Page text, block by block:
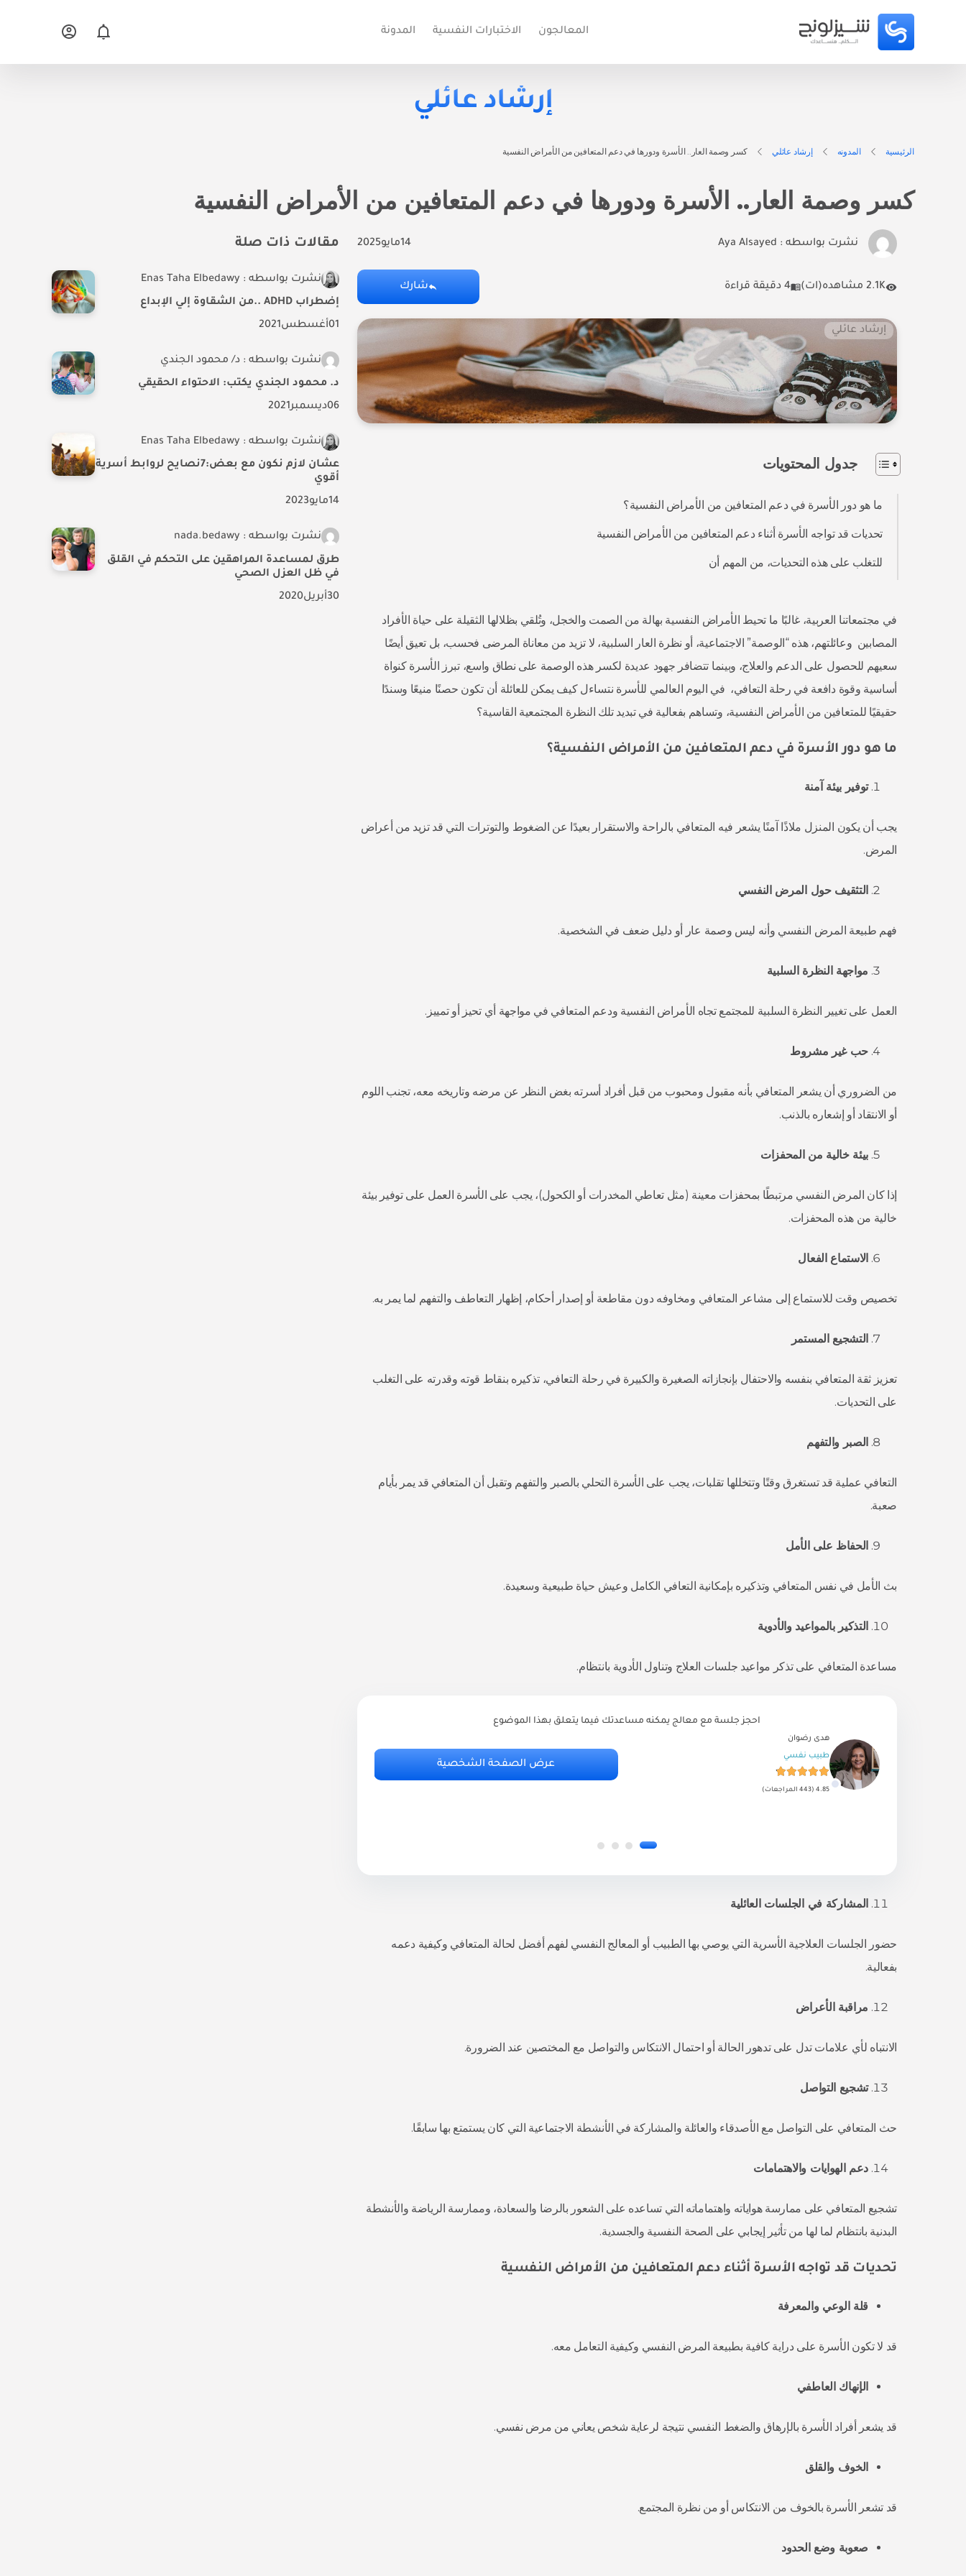
المعالجون الاختبارات النفسية المدونة
إرشاد عائلي
الرئيسية المدونه إرشاد عائلي كسر وصمة العار.. الأسرة ودورها في دعم المتعافين من الأمراض النفسية
كسر وصمة العار.. الأسرة ودورها في دعم المتعافين من الأمراض النفسية
نشرت بواسطه : Aya Alsayed
14مايو2025
2.1K مشاهده(ات) 4 دقيقة قراءة شارك
إرشاد عائلي
جدول المحتويات
ما هو دور الأسرة في دعم المتعافين من الأمراض النفسية؟
تحديات قد تواجه الأسرة أثناء دعم المتعافين من الأمراض النفسية
للتغلب على هذه التحديات، من المهم أن
في مجتمعاتنا العربية، غالبًا ما تحيط الأمراض النفسية بهالة من الصمت والخجل، وتُلقي بظلالها الثقيلة على حياة الأفراد
المصابين وعائلتهم، هذه “الوصمة” الاجتماعية، أو نظرة العار السلبية، لا تزيد من معاناة المرضى فحسب، بل تعيق أيضًا
سعيهم للحصول على الدعم والعلاج، وبينما تتضافر جهود عديدة لكسر هذه الوصمة على نطاق واسع، تبرز الأسرة كنواة
أساسية وقوة دافعة في رحلة التعافي، في اليوم العالمي للأسرة نتساءل كيف يمكن للعائلة أن تكون حصنًا منيعًا وسندًا
حقيقيًا للمتعافين من الأمراض النفسية، وتساهم بفعالية في تبديد تلك النظرة المجتمعية القاسية؟
ما هو دور الأسرة في دعم المتعافين من الأمراض النفسية؟
توفير بيئة آمنة
يجب أن يكون المنزل ملاذًا آمنًا يشعر فيه المتعافي بالراحة والاستقرار بعيدًا عن الضغوط والتوترات التي قد تزيد من أعراض
المرض.
التثقيف حول المرض النفسي
فهم طبيعة المرض النفسي وأنه ليس وصمة عار أو دليل ضعف في الشخصية.
مواجهة النظرة السلبية
العمل على تغيير النظرة السلبية للمجتمع تجاه الأمراض النفسية ودعم المتعافي في مواجهة أي تحيز أو تمييز.
حب غير مشروط
من الضروري أن يشعر المتعافي بأنه مقبول ومحبوب من قبل أفراد أسرته بغض النظر عن مرضه وتاريخه معه، تجنب اللوم
أو الانتقاد أو إشعاره بالذنب.
بيئة خالية من المحفزات
إذا كان المرض النفسي مرتبطًا بمحفزات معينة (مثل تعاطي المخدرات أو الكحول)، يجب على الأسرة العمل على توفير بيئة
خالية من هذه المحفزات.
الاستماع الفعال
تخصيص وقت للاستماع إلى مشاعر المتعافي ومخاوفه دون مقاطعة أو إصدار أحكام، إظهار التعاطف والتفهم لما يمر به.
التشجيع المستمر
تعزيز ثقة المتعافي بنفسه والاحتفال بإنجازاته الصغيرة والكبيرة في رحلة التعافي، تذكيره بنقاط قوته وقدرته على التغلب
على التحديات.
الصبر والتفهم
التعافي عملية قد تستغرق وقتًا وتتخللها تقلبات، يجب على الأسرة التحلي بالصبر والتفهم وتقبل أن المتعافي قد يمر بأيام
صعبة.
الحفاظ على الأمل
بث الأمل في نفس المتعافي وتذكيره بإمكانية التعافي الكامل وعيش حياة طبيعية وسعيدة.
التذكير بالمواعيد والأدوية
مساعدة المتعافي على تذكر مواعيد جلسات العلاج وتناول الأدوية بانتظام.
احجز جلسة مع معالج يمكنه مساعدتك فيما يتعلق بهذا الموضوع
هدى رضوان
طبيب نفسي
4.85 (443 المراجعات)
عرض الصفحة الشخصية
المشاركة في الجلسات العائلية
حضور الجلسات العلاجية الأسرية التي يوصي بها الطبيب أو المعالج النفسي لفهم أفضل لحالة المتعافي وكيفية دعمه
بفعالية.
مراقبة الأعراض
الانتباه لأي علامات تدل على تدهور الحالة أو احتمال الانتكاس والتواصل مع المختصين عند الضرورة.
تشجيع التواصل
حث المتعافي على التواصل مع الأصدقاء والعائلة والمشاركة في الأنشطة الاجتماعية التي كان يستمتع بها سابقًا.
دعم الهوايات والاهتمامات
تشجيع المتعافي على ممارسة هواياته واهتماماته التي تساعده على الشعور بالرضا والسعادة، وممارسة الرياضة والأنشطة
البدنية بانتظام لما لها من تأثير إيجابي على الصحة النفسية والجسدية.
تحديات قد تواجه الأسرة أثناء دعم المتعافين من الأمراض النفسية
قلة الوعي والمعرفة
قد لا تكون الأسرة على دراية كافية بطبيعة المرض النفسي وكيفية التعامل معه.
الإنهاك العاطفي
قد يشعر أفراد الأسرة بالإرهاق والضغط النفسي نتيجة لرعاية شخص يعاني من مرض نفسي.
الخوف والقلق
قد تشعر الأسرة بالخوف من الانتكاس أو من نظرة المجتمع.
صعوبة وضع الحدود
مقالات ذات صلة
نشرت بواسطه : Enas Taha Elbedawy
إضطراب ADHD ..من الشقاوة إلي الإبداع
01أغسطس2021
نشرت بواسطه : د/ محمود الجندي
د. محمود الجندي يكتب: الاحتواء الحقيقي
06ديسمبر2021
نشرت بواسطه : Enas Taha Elbedawy
عشان لازم نكون مع بعض:7نصايح لروابط أسرية
أقوي
14مايو2023
نشرت بواسطه : nada.bedawy
طرق لمساعدة المراهقين على التحكم في القلق
في ظل العزل الصحي
30أبريل2020